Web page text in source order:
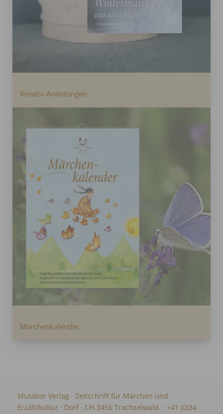
Kreativ-Anleitungen
Märchenkalender
Mutabor Verlag · Zeitschrift für Märchen und
Erzählkultur · Dorf · CH-3456 Trachselwald · +41 (0)34